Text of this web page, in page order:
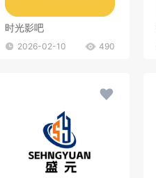
时光影吧
2026-02-10 490